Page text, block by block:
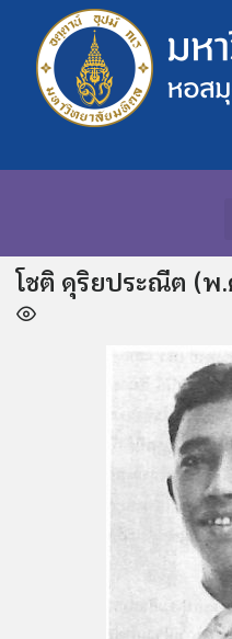
โชติ ดุริยประณีต (พ